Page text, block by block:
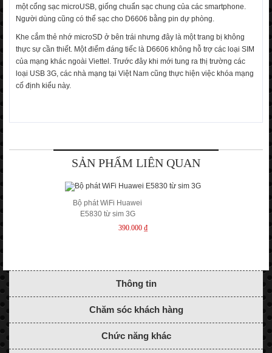
một cổng sạc microUSB, giống chuẩn sạc chung của các smartphone.
Người dùng cũng có thể sạc cho D6606 bằng pin dự phòng.
Khe cắm thẻ nhớ microSD ở bên trái nhưng đây là một trang bị không
thực sự cần thiết. Một điểm đáng tiếc là D6606 không hỗ trợ các loại SIM
của mạng khác ngoài Viettel. Trước đây khi mới tung ra thị trường các
loại USB 3G, các nhà mạng tại Việt Nam cũng thực hiện việc khóa mạng
cố định kiểu này.
SẢN PHẨM LIÊN QUAN
Bộ phát WiFi Huawei
E5830 từ sim 3G
390.000 ₫
Thông tin
Chăm sóc khách hàng
Chức năng khác